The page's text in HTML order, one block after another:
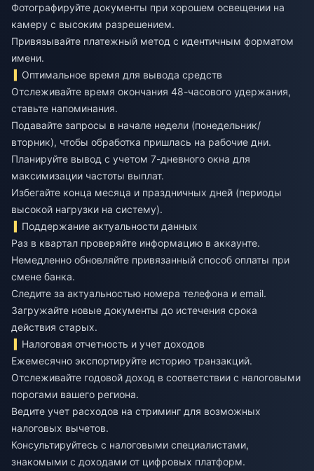
Фотографируйте документы при хорошем освещении на
камеру с высоким разрешением.
Привязывайте платежный метод с идентичным форматом
имени.
Оптимальное время для вывода средств
Отслеживайте время окончания 48-часового удержания,
ставьте напоминания.
Подавайте запросы в начале недели (понедельник/
вторник), чтобы обработка пришлась на рабочие дни.
Планируйте вывод с учетом 7-дневного окна для
максимизации частоты выплат.
Избегайте конца месяца и праздничных дней (периоды
высокой нагрузки на систему).
Поддержание актуальности данных
Раз в квартал проверяйте информацию в аккаунте.
Немедленно обновляйте привязанный способ оплаты при
смене банка.
Следите за актуальностью номера телефона и email.
Загружайте новые документы до истечения срока
действия старых.
Налоговая отчетность и учет доходов
Ежемесячно экспортируйте историю транзакций.
Отслеживайте годовой доход в соответствии с налоговыми
порогами вашего региона.
Ведите учет расходов на стриминг для возможных
налоговых вычетов.
Консультируйтесь с налоговыми специалистами,
знакомыми с доходами от цифровых платформ.